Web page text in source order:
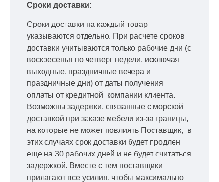
Сроки доставки:
Сроки доставки на каждый товар
указываются отдельно. При расчете сроков
доставки учитываются только рабочие дни (с
воскресенья по четверг недели, исключая
выходные, праздничные вечера и
праздничные дни) от даты получения
оплаты от кредитной компании клиента.
Возможны задержки, связанные с морской
доставкой при заказе мебели из-за границы,
на которые не может повлиять Поставщик, в
этих случаях срок доставки будет продлен
еще на 30 рабочих дней и не будет считаться
задержкой. Вместе с тем поставщики
прилагают все усилия, чтобы максимально